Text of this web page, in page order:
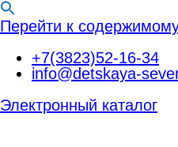
Перейти к
+7(3823)52-16-34
info@detskaya-
Электронный каталог